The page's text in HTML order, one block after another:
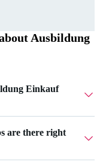
Ausbildung
Einkauf
are there right